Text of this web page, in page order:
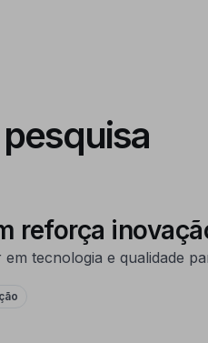
reforça
tecnologia e qualidade